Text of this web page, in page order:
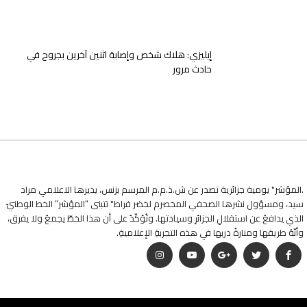
إيليزي: هلاك شخص وإصابة اثنين آخرين بجروح في
حادث مرور
.المؤشر" يومية جزائرية تصدر عن ش.ذ.م.م المرسم بزنس، يديرها الاعلامي مراد
سيد، ومسؤول نشرها الصحفي المخصرم لخضر فراط" تتبنى “المؤشر” الخط الوطنيّ
الذي يدافعُ عن استقلالِ الجزائرِ وسيادتها. وتُؤكّدُ على أن هذا الخطّ يجمعُ ولا يفرق،
وأنّهُ طريقها ومنارةُ دربها في هذه التجربةِ الإعلاميةِ.